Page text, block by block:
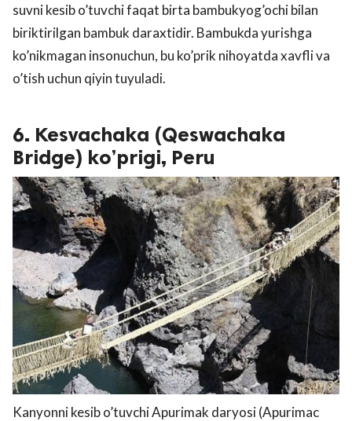
suvni kesib o’tuvchi faqat birta bambukyog’ochi bilan
biriktirilgan bambuk daraxtidir. Bambukda yurishga
ko’nikmagan insonuchun, bu ko’prik nihoyatda xavfli va
o’tish uchun qiyin tuyuladi.
6. Kesvachaka (Qeswachaka
Bridge) ko’prigi, Peru
Kanyonni kesib o’tuvchi Apurimak daryosi (Apurimac